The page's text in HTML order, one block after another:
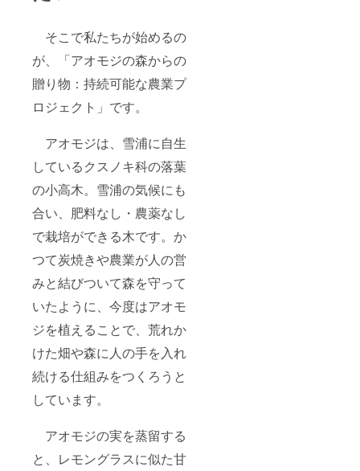
そこで私たちが始めるの
が、「アオモジの森からの
贈り物：持続可能な農業プ
ロジェクト」です。
アオモジは、雪浦に自生
しているクスノキ科の落葉
の小高木。雪浦の気候にも
合い、肥料なし・農薬なし
で栽培ができる木です。か
つて炭焼きや農業が人の営
みと結びついて森を守って
いたように、今度はアオモ
ジを植えることで、荒れか
けた畑や森に人の手を入れ
続ける仕組みをつくろうと
しています。
アオモジの実を蒸留する
と、レモングラスに似た甘